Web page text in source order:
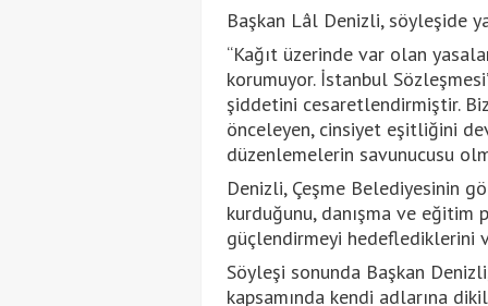
Başkan Lâl Denizli, söyleşide
“Kağıt üzerinde var olan
korumuyor. İstanbul
şiddetini cesaretlendirmiştir.
önceleyen, cinsiyet eşitliğini
düzenlemelerin savunucusu
Denizli, Çeşme Belediyesinin
kurduğunu, danışma ve eğitim
güçlendirmeyi hedeflediklerini
Söyleşi sonunda Başkan
kapsamında kendi adlarına